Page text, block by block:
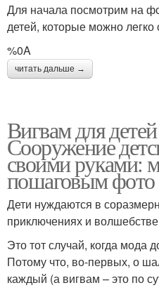
Для начала посмотрим на
детей, которые можно
%0A
читать дальше →
Вигвам для
Сооружение
своими руками:
пошаговым фото
Дети нуждаются в
приключениях и
Это тот случай, когда мода
Потому что, во-первых, о
каждый (а вигвам – это по